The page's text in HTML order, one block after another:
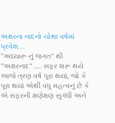
અક્ષરના નાદનો ચોથા વર્ષમાં
પ્રવેશ….
"અધ્યારૂ નું જગત" થી
"અક્ષરનાદ" ..... સફર શરૂ થયે
આજે ત્રણ વર્ષ પૂરા થયાં, જો કે
પૂરા થયાં એથી વધુ મહત્વનું છે કે
એ સફરની ક્ષણેક્ષણ સુગંધી અને